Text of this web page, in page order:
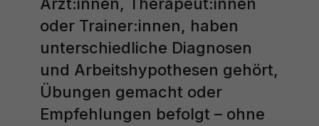
oder Trainer:innen, haben
unterschiedliche Diagnosen
und Arbeitshypothesen gehört,
Übungen gemacht oder
Empfehlungen befolgt – ohne